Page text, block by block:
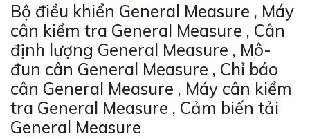
Bộ điều khiển General Measure , Máy
cân kiểm tra General Measure , Cân
định lượng General Measure , Mô-
đun cân General Measure , Chỉ báo
cân General Measure , Máy cân kiểm
tra General Measure , Cảm biến tải
General Measure